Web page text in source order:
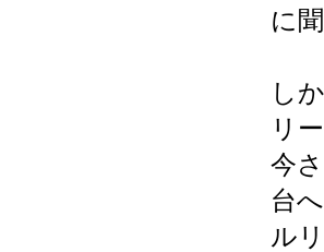
に
し
リ
今
台
ル